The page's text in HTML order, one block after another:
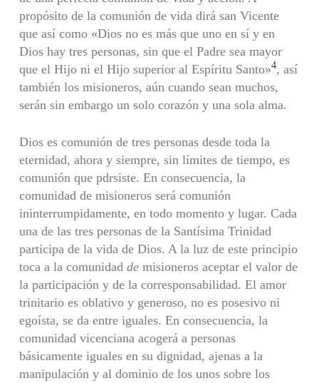
propósito de la comunión de vida dirá san Vicente
que así como «Dios no es más que uno en sí y en
Dios hay tres personas, sin que el Padre sea mayor
que el Hijo ni el Hijo superior al Espíritu Santo»4, así
también los misioneros, aún cuando sean muchos,
serán sin embargo un solo corazón y una sola alma.
Dios es comunión de tres personas desde toda la
eternidad, ahora y siempre, sin límites de tiempo, es
comunión que pdrsiste. En consecuencia, la
comunidad de misioneros será comunión
ininterrumpidamente, en todo momento y lugar. Cada
una de las tres personas de la Santísima Trinidad
participa de la vida de Dios. A la luz de este principio
toca a la comunidad de misioneros aceptar el valor de
la participación y de la corresponsabilidad. El amor
trinitario es oblativo y generoso, no es posesivo ni
egoísta, se da entre iguales. En consecuencia, la
comunidad vicenciana acogerá a personas
básicamente iguales en su dignidad, ajenas a la
manipulación y al dominio de los unos sobre los